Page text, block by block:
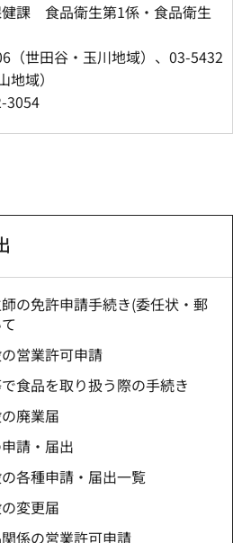
課 食品衛生第1係・食品衛生
（世田谷・玉川地域）、03-5432
域）
3054
の免許申請手続き(委任状・郵
営業許可申請
食品を取り扱う際の手続き
廃業届
請・届出
各種申請・届出一覧
変更届
係の営業許可申請